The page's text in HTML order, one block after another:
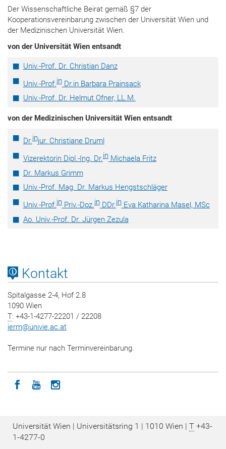
Der Wissenschaftliche Beirat gemäß §7 der
Kooperationsvereinbarung zwischen der Universität Wien und
der Medizinischen Universität Wien.
von der Universität Wien entsandt
Univ.-Prof. Dr. Christian Danz
Univ.-Prof.inDr.in Barbara Prainsack
Univ.-Prof. Dr. Helmut Ofner, LL.M.
von der Medizinischen Universität Wien entsandt
Dr.injur. Christiane Druml
Vizerektorin Dipl.-Ing. Dr.inMichaela Fritz
Dr. Markus Grimm
Univ.-Prof. Mag. Dr. Markus Hengstschläger
Univ.-Prof.inPriv.-Doz.inDDr.inEva Katharina Masel, MSc
Ao. Univ.-Prof. Dr. Jürgen Zezula
Kontakt
Spitalgasse 2-4, Hof 2.8
1090 Wien
T: +43-1-4277-22201 / 22208
ierm@univie.ac.at
Termine nur nach Terminvereinbarung.
Icon facebook
Icon youtube
Icon instagram
Universität Wien | Universitätsring 1 | 1010 Wien | T +43-
1-4277-0